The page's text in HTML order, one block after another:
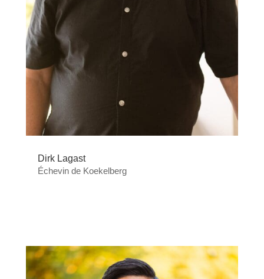
Dirk Lagast
Échevin de Koekelberg